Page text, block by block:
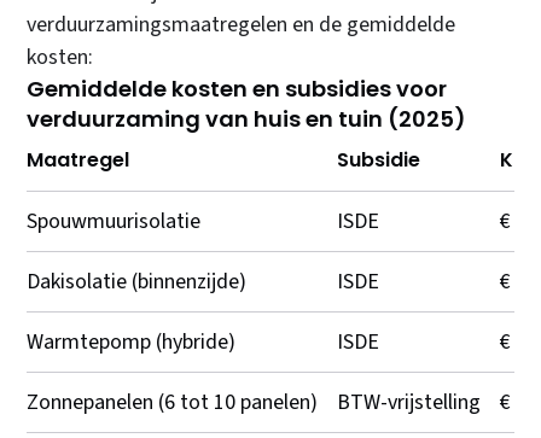
verduurzamingsmaatregelen en de gemiddelde
kosten:
Maatregel Subsidie
Spouwmuurisolatie ISDE
€
Dakisolatie (binnenzijde)
ISDE
€
Warmtepomp (hybride)
ISDE
€
Zonnepanelen (6 tot 10 panelen)
BTW-vrijstelling €
Gemiddelde kosten en subsidies voor
verduurzaming van huis en tuin (2025)